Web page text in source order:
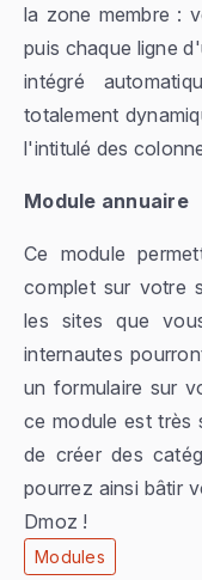
la zone membre :
puis chaque ligne
intégré
totalement
l'intitulé des
Module annuaire
Ce module
complet sur votre
les sites que
internautes
un formulaire sur
ce module est très
de créer des
pourrez ainsi bâtir
Dmoz !
Modules